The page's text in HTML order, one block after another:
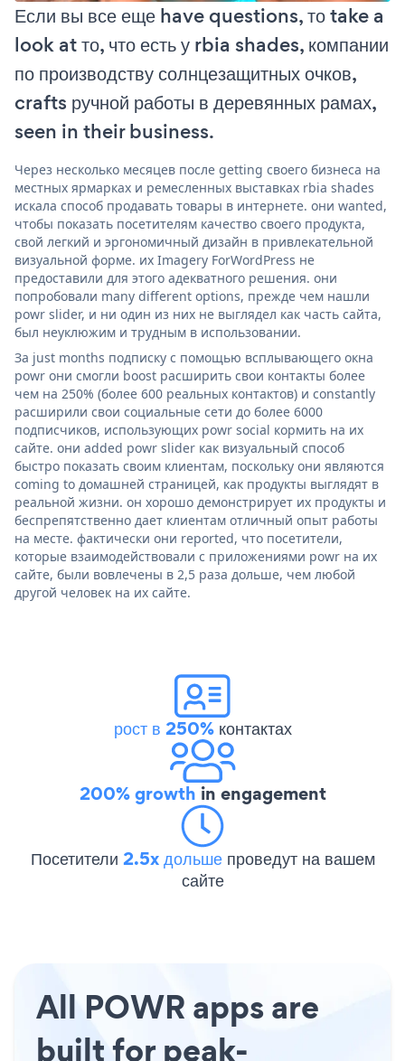
Если вы все еще have questions, то take a
look at то, что есть у rbia shades, компании
по производству солнцезащитных очков,
crafts ручной работы в деревянных рамах,
seen in their business.
Через несколько месяцев после getting своего бизнеса на
местных ярмарках и ремесленных выставках rbia shades
искала способ продавать товары в интернете. они wanted,
чтобы показать посетителям качество своего продукта,
свой легкий и эргономичный дизайн в привлекательной
визуальной форме. их Imagery ForWordPress не
предоставили для этого адекватного решения. они
попробовали many different options, прежде чем нашли
powr slider, и ни один из них не выглядел как часть сайта,
был неуклюжим и трудным в использовании.
За just months подписку с помощью всплывающего окна
powr они смогли boost расширить свои контакты более
чем на 250% (более 600 реальных контактов) и constantly
расширили свои социальные сети до более 6000
подписчиков, использующих powr social кормить на их
сайте. они added powr slider как визуальный способ
быстро показать своим клиентам, поскольку они являются
coming to домашней страницей, как продукты выглядят в
реальной жизни. он хорошо демонстрирует их продукты и
беспрепятственно дает клиентам отличный опыт работы
на месте. фактически они reported, что посетители,
которые взаимодействовали с приложениями powr на их
сайте, были вовлечены в 2,5 раза дольше, чем любой
другой человек на их сайте.
рост в 250%контактах
200% growth in engagement
Посетители 2.5x дольше проведут на вашем
сайте
All POWR apps are
built for peak-